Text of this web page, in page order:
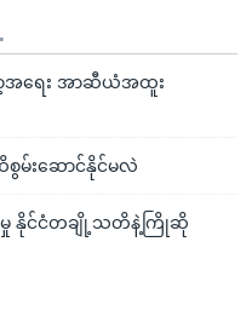
မာ့အရေး အာဆီယံအထူး
းဆောင်နိုင်မလဲ
မှု နိုင်ငံတချို့သတိနဲ့ကြိုဆို